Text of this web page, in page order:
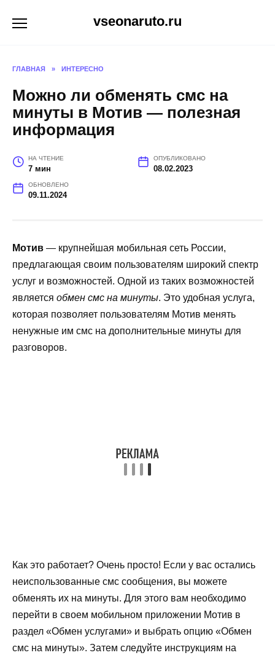
vseonaruto.ru
ГЛАВНАЯ » ИНТЕРЕСНО
Можно ли обменять смс на
минуты в Мотив — полезная
информация
НА ЧТЕНИЕ
7 мин
ОПУБЛИКОВАНО
08.02.2023
ОБНОВЛЕНО
09.11.2024
Мотив — крупнейшая мобильная сеть России,
предлагающая своим пользователям широкий спектр
услуг и возможностей. Одной из таких возможностей
является обмен смс на минуты. Это удобная услуга,
которая позволяет пользователям Мотив менять
ненужные им смс на дополнительные минуты для
разговоров.
Как это работает? Очень просто! Если у вас остались
неиспользованные смс сообщения, вы можете
обменять их на минуты. Для этого вам необходимо
перейти в своем мобильном приложении Мотив в
раздел «Обмен услугами» и выбрать опцию «Обмен
смс на минуты». Затем следуйте инструкциям на